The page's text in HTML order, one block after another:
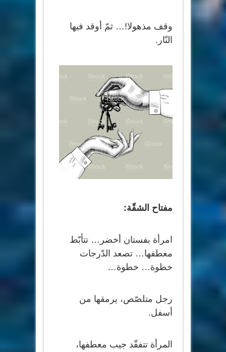
وقف مذهولا!… ثمّ أوقد فيها
النّار.
مفتاح الشقّة:
امرأة بفستان أخضر… تتأبّط
معطفها… تصعد الدّرجات
خطوة… خطوة…
رجل متلصّص، يرمقها من
أسفل.
المرأة تتفقّد جيب معطفها،